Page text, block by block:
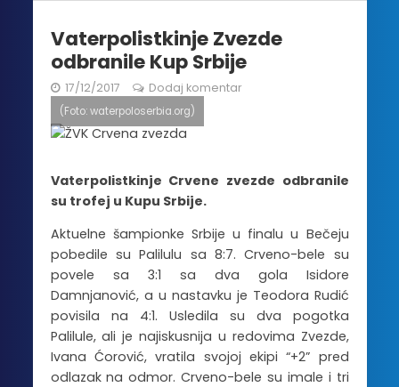
Vaterpolistkinje Zvezde
odbranile Kup Srbije
17/12/2017 Dodaj komentar
(Foto: waterpoloserbia.org)
Vaterpolistkinje Crvene zvezde odbranile
su trofej u Kupu Srbije.
Aktuelne šampionke Srbije u finalu u Bečeju
pobedile su Palilulu sa 8:7. Crveno-bele su
povele sa 3:1 sa dva gola Isidore
Damnjanović, a u nastavku je Teodora Rudić
povisila na 4:1. Usledila su dva pogotka
Palilule, ali je najiskusnija u redovima Zvezde,
Ivana Ćorović, vratila svojoj ekipi “+2” pred
odlazak na odmor. Crveno-bele su imale i tri